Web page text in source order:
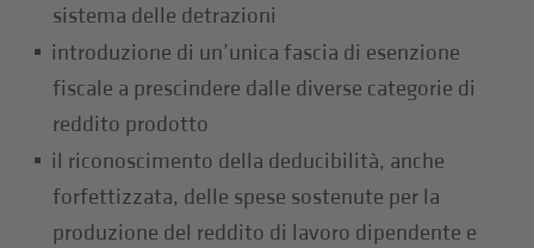
sistema delle detrazioni
introduzione di un’unica fascia di esenzione
fiscale a prescindere dalle diverse categorie di
reddito prodotto
il riconoscimento della deducibilità, anche
forfettizzata, delle spese sostenute per la
produzione del reddito di lavoro dipendente e